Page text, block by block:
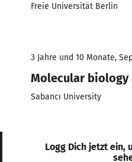
Freie Universität Berlin
3 Jahre und 10 Monate,
Molecular
Sabancı University
Logg Dich jetzt ein,